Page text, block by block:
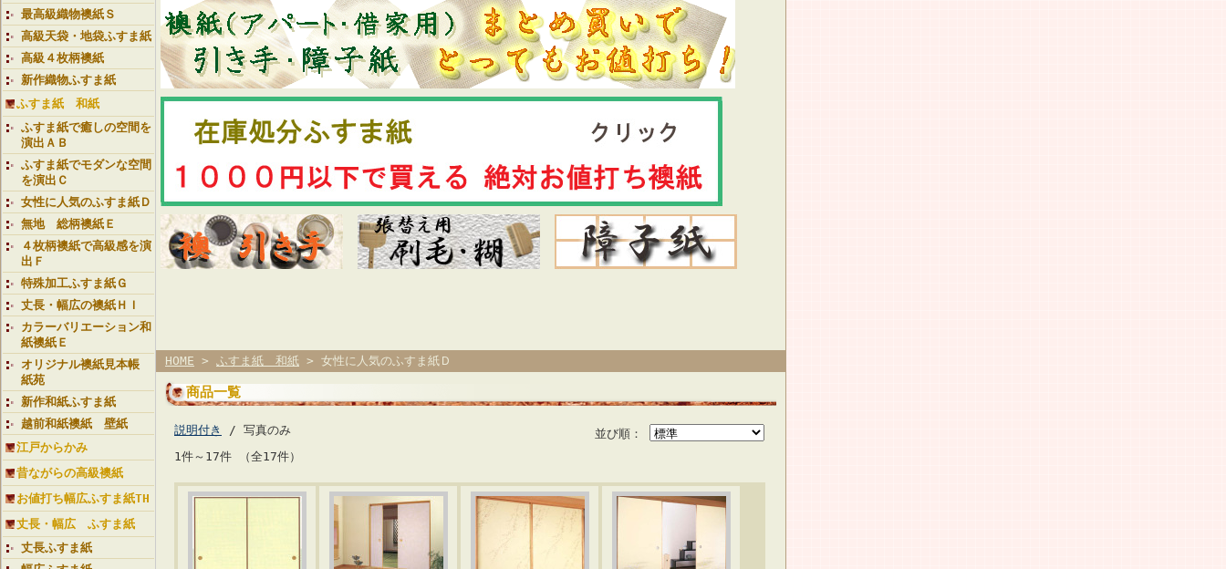
最高級織物襖紙Ｓ
高級天袋・地袋ふすま紙
高級４枚柄襖紙
新作織物ふすま紙
ふすま紙 和紙
ふすま紙で癒しの空間を
演出ＡＢ
ふすま紙でモダンな空間
を演出Ｃ
女性に人気のふすま紙Ｄ
無地 総柄襖紙Ｅ
４枚柄襖紙で高級感を演
出Ｆ
特殊加工ふすま紙Ｇ
丈長・幅広の襖紙ＨＩ
カラーバリエーション和
紙襖紙Ｅ
オリジナル襖紙見本帳
紙苑
新作和紙ふすま紙
越前和紙襖紙 壁紙
江戸からかみ
昔ながらの高級襖紙
お値打ち幅広ふすま紙TH
丈長・幅広 ふすま紙
丈長ふすま紙
HOME > ふすま紙 和紙 > 女性に人気のふすま紙Ｄ
商品一覧
並び順：
説明付き
/ 写真のみ
1件～17件 （全17件）